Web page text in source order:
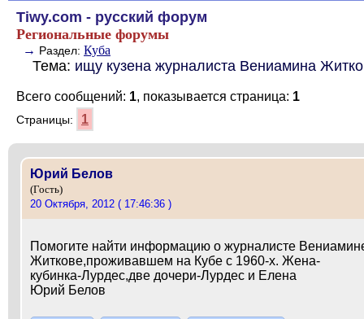
Tiwy.com - русский форум
Региональные форумы
→ Раздел: Куба
Тема: ищу кузена журналиста Вениамина
Всего сообщений: 1, показывается страница: 1
Страницы: 1
Юрий Белов
(Гость)
20 Октября, 2012 ( 17:46:36 )
Помогите найти информацию о журналисте
Житкове,проживавшем на Кубе с 1960-х. Жена-
кубинка-Лурдес,две дочери-Лурдес и Елена
Юрий Белов